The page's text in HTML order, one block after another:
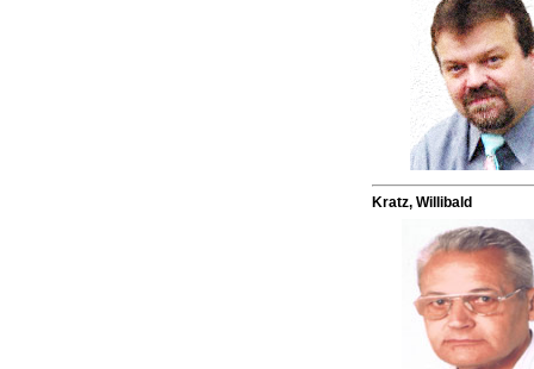
Kratz, Willibald